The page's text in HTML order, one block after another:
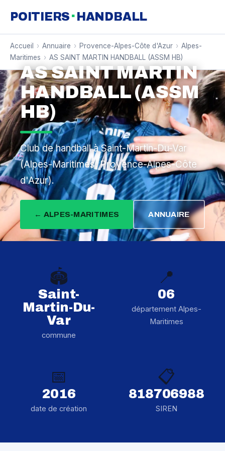
POITIERS · HANDBALL
Accueil › Annuaire › Provence-Alpes-Côte d'Azur › Alpes-
Maritimes › AS SAINT MARTIN HANDBALL (ASSM HB)
AS SAINT MARTIN
HANDBALL (ASSM
HB)
Club de handball à Saint-Martin-Du-Var
(Alpes-Maritimes, Provence-Alpes-Côte
d'Azur).
← ALPES-MARITIMES ANNUAIRE
🏟️
Saint-
Martin-Du-
Var
commune
📍
06
département Alpes-
Maritimes
📅
2016
date de création
📋
818706988
SIREN